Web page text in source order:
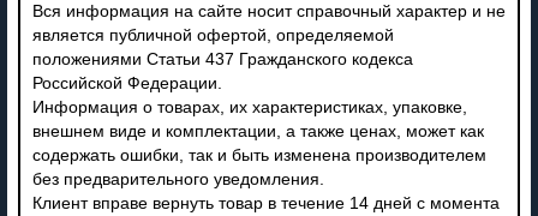
Вся информация на сайте носит справочный характер и не
является публичной офертой, определяемой
положениями Статьи 437 Гражданского кодекса
Российской Федерации.
Информация о товарах, их характеристиках, упаковке,
внешнем виде и комплектации, а также ценах, может как
содержать ошибки, так и быть изменена производителем
без предварительного уведомления.
Клиент вправе вернуть товар в течение 14 дней с момента